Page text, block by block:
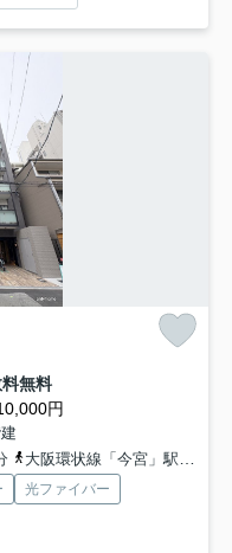
無料
円
大阪環状線「今宮」駅 徒歩8分
光ファイバー